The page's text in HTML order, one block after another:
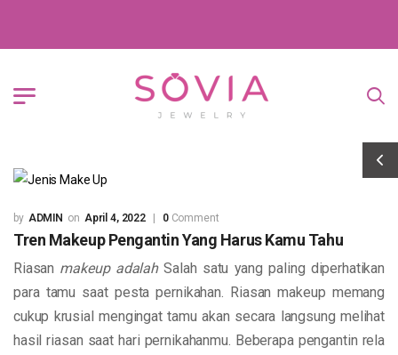
ADMIN April 4, 2022 0Comment
Tren Makeup Pengantin Yang Harus Kamu Tahu
Riasan makeup adalahSalah satu yang paling diperhatikan
para tamu saat pesta pernikahan. Riasan makeup memang
cukup krusial mengingat tamu akan secara langsung melihat
hasil riasan saat hari pernikahanmu. Beberapa pengantin rela